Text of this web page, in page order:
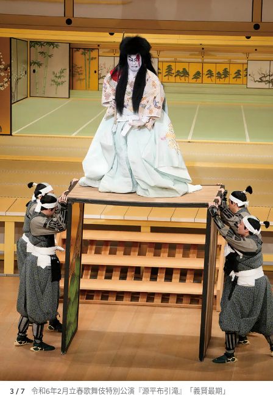
3 / 7 令和6年2月立春歌舞伎特別公演『源平布引滝』「義賢最期」